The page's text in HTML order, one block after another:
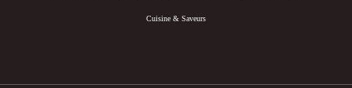
Cuisine & Saveurs